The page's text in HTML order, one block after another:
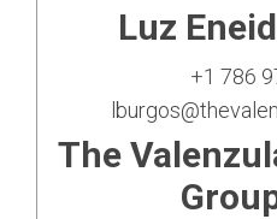
Luz
+1 786
The